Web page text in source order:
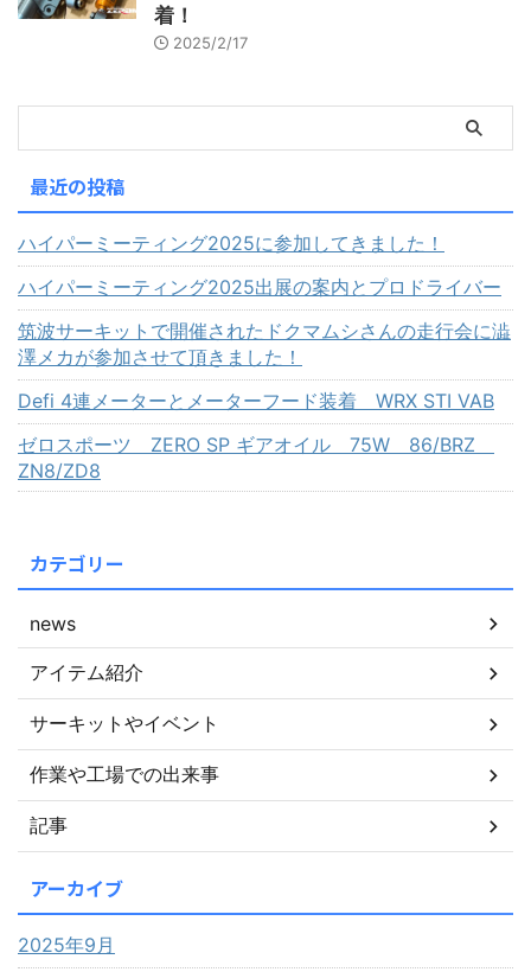
着！
2025/2/17
最近の投稿
ハイパーミーティング2025に参加してきました！
ハイパーミーティング2025出展の案内とプロドライバー
筑波サーキットで開催されたドクマムシさんの走行会に澁
澤メカが参加させて頂きました！
Defi 4連メーターとメーターフード装着 WRX STI VAB
ゼロスポーツ ZERO SP ギアオイル 75W 86/BRZ
ZN8/ZD8
カテゴリー
news
アイテム紹介
サーキットやイベント
作業や工場での出来事
記事
アーカイブ
2025年9月